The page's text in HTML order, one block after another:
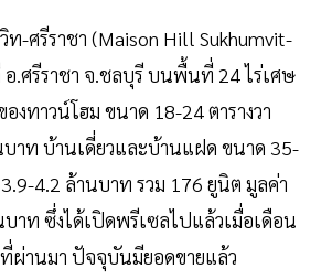
ท-ศรีราชา (Maison Hill Sukhumvit-
อ.ศรีราชา จ.ชลบุรี บนพื้นที่ 24 ไร่เศษ
ทาวน์โฮม ขนาด 18-24 ตารางวา
บาท บ้านเดี่ยวและบ้านแฝด ขนาด 35-
3.9-4.2 ล้านบาท รวม 176 ยูนิต มูลค่า
บาท ซึ่งได้เปิดพรีเซลไปแล้วเมื่อเดือน
ผ่านมา ปัจจุบันมียอดขายแล้ว